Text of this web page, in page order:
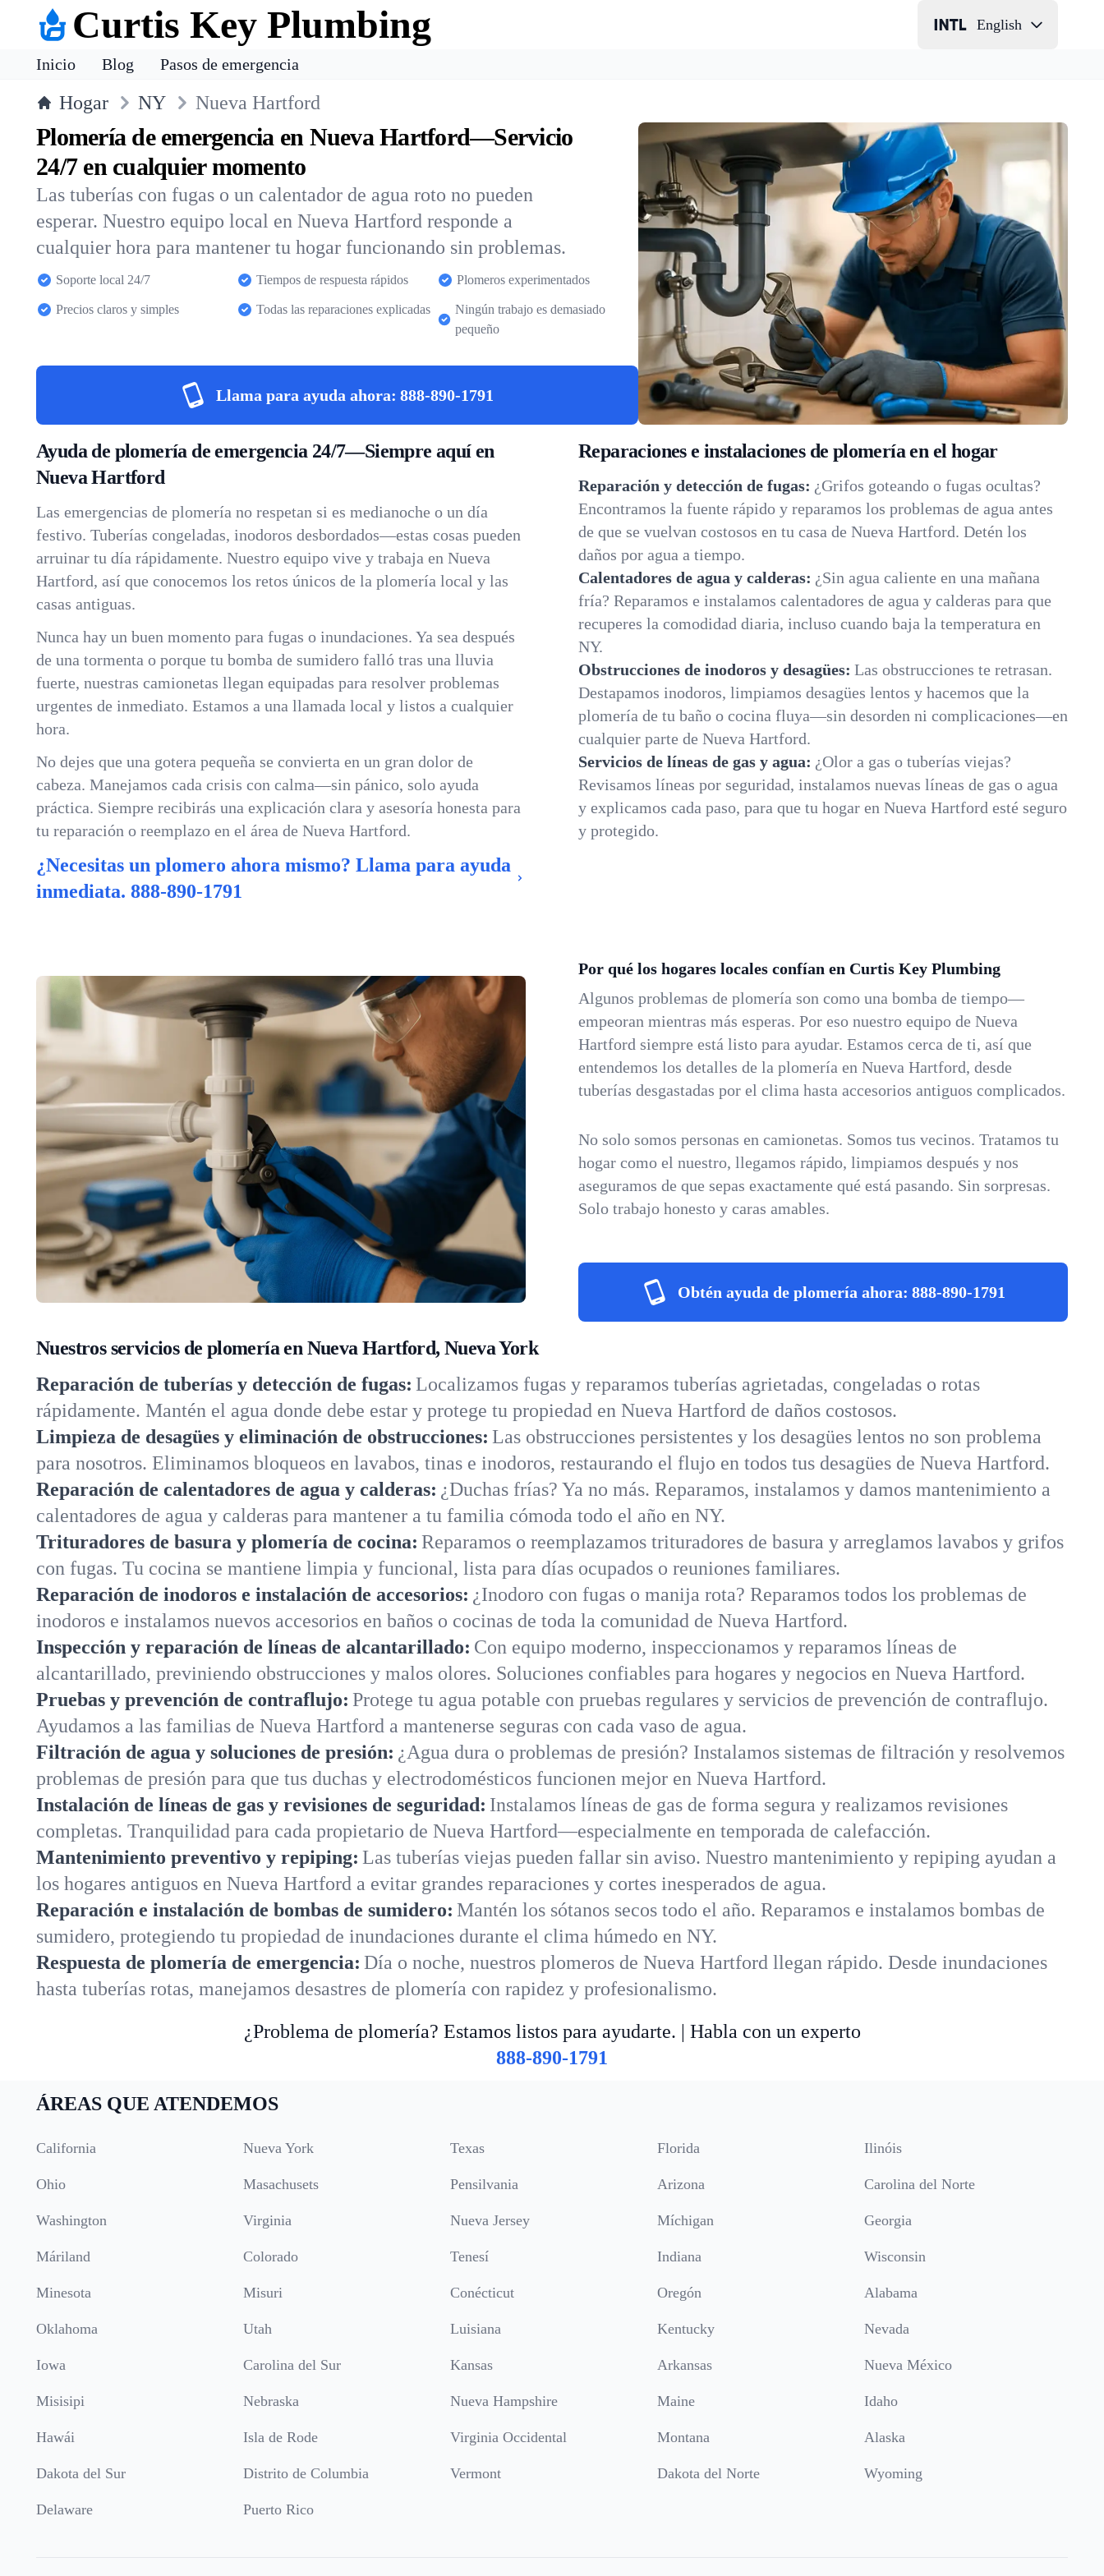
Curtis Key Plumbing English
Inicio Blog Pasos de emergencia
Hogar NY Nueva Hartford
Plomería de emergencia en Nueva Hartford—Servicio
24/7 en cualquier momento
Las tuberías con fugas o un calentador de agua roto no pueden
esperar. Nuestro equipo local en Nueva Hartford responde a
cualquier hora para mantener tu hogar funcionando sin problemas.
Soporte local 24/7 Tiempos de respuesta rápidos Plomeros experimentados
Precios claros y simples Todas las reparaciones explicadas
Ningún trabajo es demasiado
pequeño
Llama para ayuda ahora: 888-890-1791
Ayuda de plomería de emergencia 24/7—Siempre aquí en
Nueva Hartford
Las emergencias de plomería no respetan si es medianoche o un día
festivo. Tuberías congeladas, inodoros desbordados—estas cosas pueden
arruinar tu día rápidamente. Nuestro equipo vive y trabaja en Nueva
Hartford, así que conocemos los retos únicos de la plomería local y las
casas antiguas.
Nunca hay un buen momento para fugas o inundaciones. Ya sea después
de una tormenta o porque tu bomba de sumidero falló tras una lluvia
fuerte, nuestras camionetas llegan equipadas para resolver problemas
urgentes de inmediato. Estamos a una llamada local y listos a cualquier
hora.
No dejes que una gotera pequeña se convierta en un gran dolor de
cabeza. Manejamos cada crisis con calma—sin pánico, solo ayuda
práctica. Siempre recibirás una explicación clara y asesoría honesta para
tu reparación o reemplazo en el área de Nueva Hartford.
¿Necesitas un plomero ahora mismo? Llama para ayuda
inmediata. 888-890-1791
Reparaciones e instalaciones de plomería en el hogar
Reparación y detección de fugas: ¿Grifos goteando o fugas ocultas?
Encontramos la fuente rápido y reparamos los problemas de agua antes
de que se vuelvan costosos en tu casa de Nueva Hartford. Detén los
daños por agua a tiempo.
Calentadores de agua y calderas: ¿Sin agua caliente en una mañana
fría? Reparamos e instalamos calentadores de agua y calderas para que
recuperes la comodidad diaria, incluso cuando baja la temperatura en
NY.
Obstrucciones de inodoros y desagües: Las obstrucciones te retrasan.
Destapamos inodoros, limpiamos desagües lentos y hacemos que la
plomería de tu baño o cocina fluya—sin desorden ni complicaciones—en
cualquier parte de Nueva Hartford.
Servicios de líneas de gas y agua: ¿Olor a gas o tuberías viejas?
Revisamos líneas por seguridad, instalamos nuevas líneas de gas o agua
y explicamos cada paso, para que tu hogar en Nueva Hartford esté seguro
y protegido.
Por qué los hogares locales confían en Curtis Key Plumbing
Algunos problemas de plomería son como una bomba de tiempo—
empeoran mientras más esperas. Por eso nuestro equipo de Nueva
Hartford siempre está listo para ayudar. Estamos cerca de ti, así que
entendemos los detalles de la plomería en Nueva Hartford, desde
tuberías desgastadas por el clima hasta accesorios antiguos complicados.
No solo somos personas en camionetas. Somos tus vecinos. Tratamos tu
hogar como el nuestro, llegamos rápido, limpiamos después y nos
aseguramos de que sepas exactamente qué está pasando. Sin sorpresas.
Solo trabajo honesto y caras amables.
Obtén ayuda de plomería ahora: 888-890-1791
Nuestros servicios de plomería en Nueva Hartford, Nueva York
Reparación de tuberías y detección de fugas: Localizamos fugas y reparamos tuberías agrietadas, congeladas o rotas
rápidamente. Mantén el agua donde debe estar y protege tu propiedad en Nueva Hartford de daños costosos.
Limpieza de desagües y eliminación de obstrucciones: Las obstrucciones persistentes y los desagües lentos no son problema
para nosotros. Eliminamos bloqueos en lavabos, tinas e inodoros, restaurando el flujo en todos tus desagües de Nueva Hartford.
Reparación de calentadores de agua y calderas: ¿Duchas frías? Ya no más. Reparamos, instalamos y damos mantenimiento a
calentadores de agua y calderas para mantener a tu familia cómoda todo el año en NY.
Trituradores de basura y plomería de cocina: Reparamos o reemplazamos trituradores de basura y arreglamos lavabos y grifos
con fugas. Tu cocina se mantiene limpia y funcional, lista para días ocupados o reuniones familiares.
Reparación de inodoros e instalación de accesorios: ¿Inodoro con fugas o manija rota? Reparamos todos los problemas de
inodoros e instalamos nuevos accesorios en baños o cocinas de toda la comunidad de Nueva Hartford.
Inspección y reparación de líneas de alcantarillado: Con equipo moderno, inspeccionamos y reparamos líneas de
alcantarillado, previniendo obstrucciones y malos olores. Soluciones confiables para hogares y negocios en Nueva Hartford.
Pruebas y prevención de contraflujo: Protege tu agua potable con pruebas regulares y servicios de prevención de contraflujo.
Ayudamos a las familias de Nueva Hartford a mantenerse seguras con cada vaso de agua.
Filtración de agua y soluciones de presión: ¿Agua dura o problemas de presión? Instalamos sistemas de filtración y resolvemos
problemas de presión para que tus duchas y electrodomésticos funcionen mejor en Nueva Hartford.
Instalación de líneas de gas y revisiones de seguridad: Instalamos líneas de gas de forma segura y realizamos revisiones
completas. Tranquilidad para cada propietario de Nueva Hartford—especialmente en temporada de calefacción.
Mantenimiento preventivo y repiping: Las tuberías viejas pueden fallar sin aviso. Nuestro mantenimiento y repiping ayudan a
los hogares antiguos en Nueva Hartford a evitar grandes reparaciones y cortes inesperados de agua.
Reparación e instalación de bombas de sumidero: Mantén los sótanos secos todo el año. Reparamos e instalamos bombas de
sumidero, protegiendo tu propiedad de inundaciones durante el clima húmedo en NY.
Respuesta de plomería de emergencia: Día o noche, nuestros plomeros de Nueva Hartford llegan rápido. Desde inundaciones
hasta tuberías rotas, manejamos desastres de plomería con rapidez y profesionalismo.
¿Problema de plomería? Estamos listos para ayudarte. | Habla con un experto
888-890-1791
ÁREAS QUE ATENDEMOS
California Nueva York Texas Florida Ilinóis
Ohio Masachusets Pensilvania Arizona Carolina del Norte
Washington Virginia Nueva Jersey Míchigan Georgia
Máriland Colorado Tenesí Indiana Wisconsin
Minesota Misuri Conécticut Oregón Alabama
Oklahoma Utah Luisiana Kentucky Nevada
Iowa Carolina del Sur Kansas Arkansas Nueva México
Misisipi Nebraska Nueva Hampshire Maine Idaho
Hawái Isla de Rode Virginia Occidental Montana Alaska
Dakota del Sur Distrito de Columbia Vermont Dakota del Norte Wyoming
Delaware Puerto Rico